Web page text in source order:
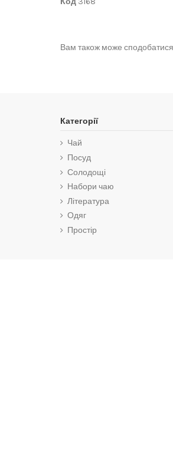
Вам також може сподобатися
Категорії
Чай
Посуд
Солодощі
Набори чаю
Література
Одяг
Простір